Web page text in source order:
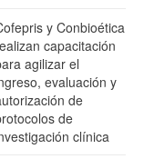
y Conbioética
capacitación
agilizar el
evaluación y
de
de
clínica